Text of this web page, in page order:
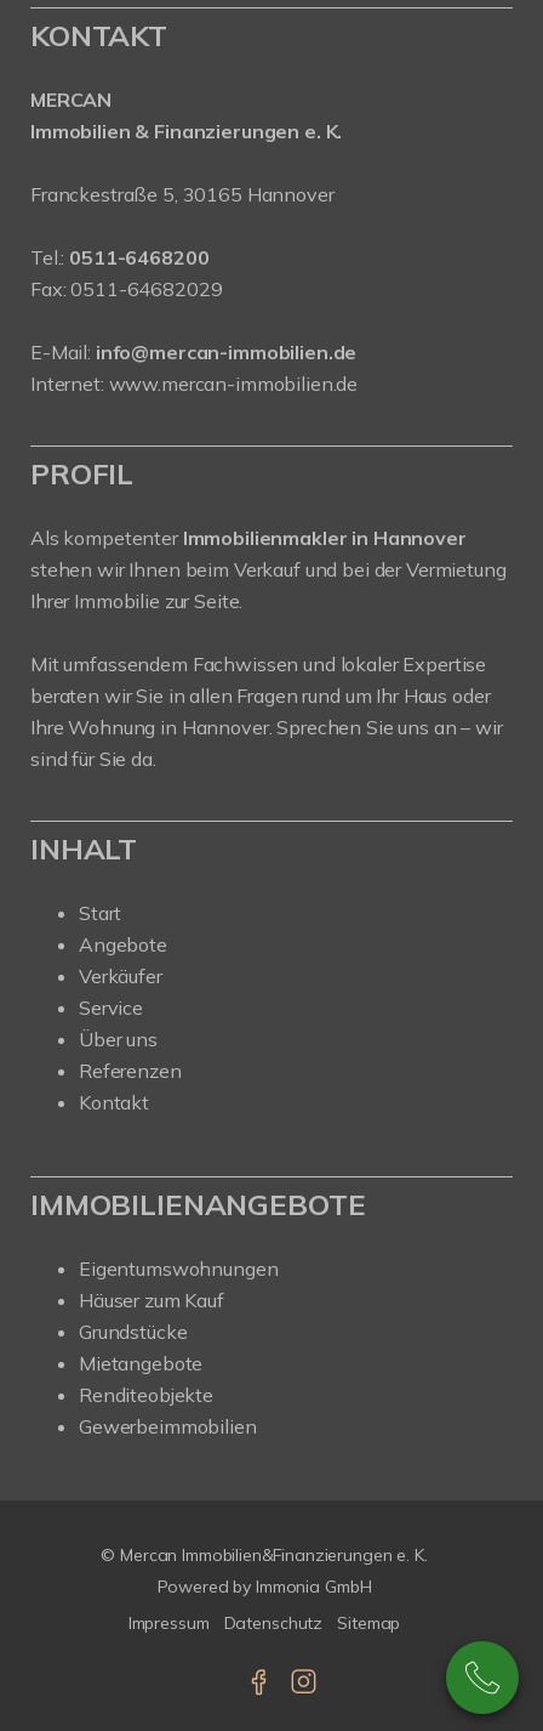
KONTAKT
MERCAN
Immobilien & Finanzierungen e. K.
Franckestraße 5, 30165 Hannover
Tel.: 0511-6468200
Fax: 0511-64682029
E-Mail: info@mercan-immobilien.de
Internet: www.mercan-immobilien.de
PROFIL
Als kompetenter Immobilienmakler in Hannover
stehen wir Ihnen beim Verkauf und bei der Vermietung
Ihrer Immobilie zur Seite.
Mit umfassendem Fachwissen und lokaler Expertise
beraten wir Sie in allen Fragen rund um Ihr Haus oder
Ihre Wohnung in Hannover. Sprechen Sie uns an – wir
sind für Sie da.
INHALT
Start
Angebote
Verkäufer
Service
Über uns
Referenzen
Kontakt
IMMOBILIENANGEBOTE
Eigentumswohnungen
Häuser zum Kauf
Grundstücke
Mietangebote
Renditeobjekte
Gewerbeimmobilien
© Mercan Immobilien&Finanzierungen e. K.
Powered by Immonia GmbH
Impressum
Datenschutz Sitemap